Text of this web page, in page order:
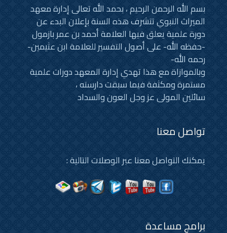
بسم الله الرحمن الرحيم ، بحمد الله تعالى إدارة معهد
الميراث النبوي تتشرف هذه السنة بإعلان البدء عن
دورة علمية يعلق فيها العلامة أحمد بن عمر بازمول
-حفظه الله- على أصول التفسير للعلامة ابن عثيمين-
رحمه الله-
وبالموازاة مع هذا تهدي إدارة المعهد دورات علمية
مستمرة ومكثفة فيما سبقت دارسته ،
سائلين المولى عز وجل العون والسداد
تواصل معنا
يمكنك التواصل معنا عبر الوصلات التالية :
برامج مساعدة